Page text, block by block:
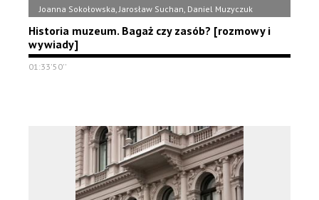
Joanna Sokołowska, Jarosław Suchan, Daniel Muzyczuk
Historia muzeum. Bagaż czy zasób? [rozmowy i
wywiady]
01:33'50''